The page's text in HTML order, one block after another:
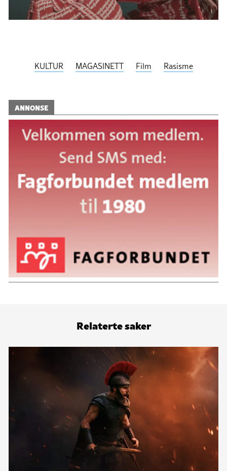
KULTUR MAGASINETT Film Rasisme
ANNONSE
Relaterte saker